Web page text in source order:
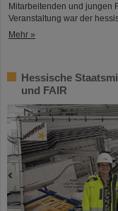
Mitarbeitenden und jungen
Veranstaltung war der
Mehr »
Hessische
und FAIR